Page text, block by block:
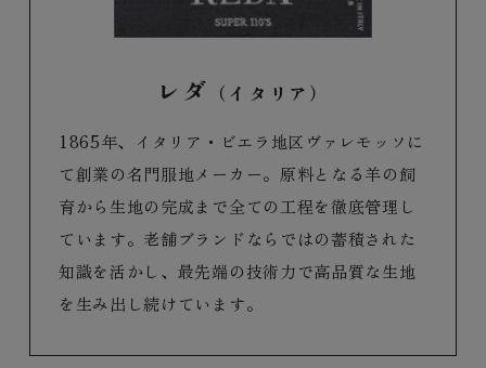
レダ （イタリア）
1865年、イタリア・ビエラ地区ヴァレモッソに
て創業の名門服地メーカー。原料となる羊の飼
育から生地の完成まで全ての工程を徹底管理し
ています。老舗ブランドならではの蓄積された
知識を活かし、最先端の技術力で高品質な生地
を生み出し続けています。